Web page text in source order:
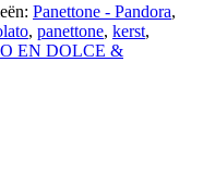
Panettone - Pandora,
, panettone, kerst,
EN DOLCE &